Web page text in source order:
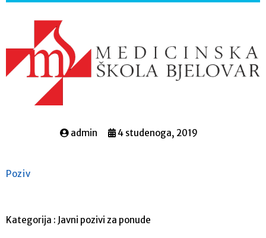
admin 4 studenoga, 2019
Poziv
Kategorija : Javni pozivi za ponude